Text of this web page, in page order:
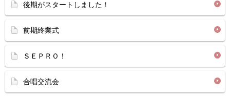
後期がスタートしました！
前期終業式
ＳＥＰＲＯ！
合唱交流会